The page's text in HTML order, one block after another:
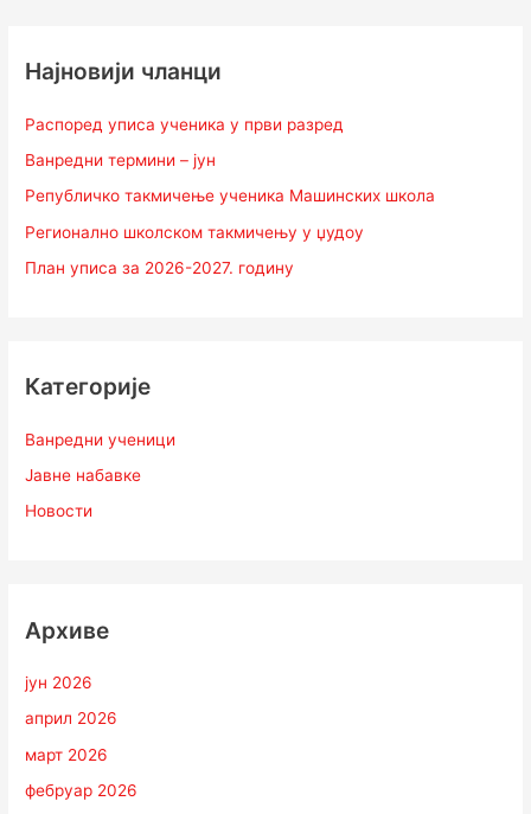
Најновији чланци
Распоред уписа ученика у први разред
Ванредни термини – јун
Републичко такмичење ученика Машинских школа
Регионално школском такмичењу у џудоу
План уписа за 2026-2027. годину
Категорије
Ванредни ученици
Јавне набавке
Новости
Архиве
јун 2026
април 2026
март 2026
фебруар 2026